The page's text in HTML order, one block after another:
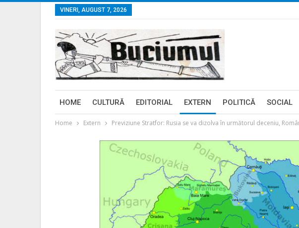
VINERI, AUGUST 7, 2026
HOME CULTURĂ EDITORIAL EXTERN POLITICĂ SOCIAL
Home Extern Previziune Stratfor: Rusia se va dizolva în următorul deceniu,